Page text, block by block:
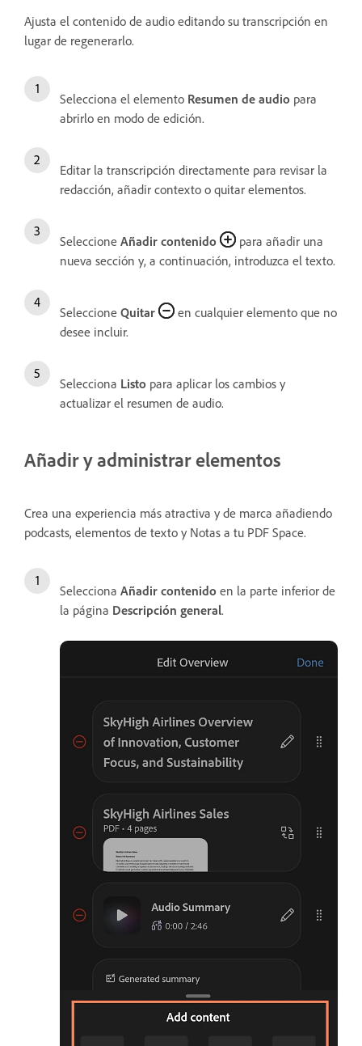
Ajusta el contenido de audio editando su transcripción en
lugar de regenerarlo.
Selecciona el elemento Resumen de audio para
abrirlo en modo de edición.
Editar la transcripción directamente para revisar la
redacción, añadir contexto o quitar elementos.
Seleccione Añadir contenido
para añadir una
nueva sección y, a continuación, introduzca el texto.
Seleccione Quitar
en cualquier elemento que no
desee incluir.
Selecciona Listo para aplicar los cambios y
actualizar el resumen de audio.
Añadir y administrar elementos
Crea una experiencia más atractiva y de marca añadiendo
podcasts, elementos de texto y Notas a tu PDF Space.
Selecciona Añadir contenido en la parte inferior de
la página Descripción general.